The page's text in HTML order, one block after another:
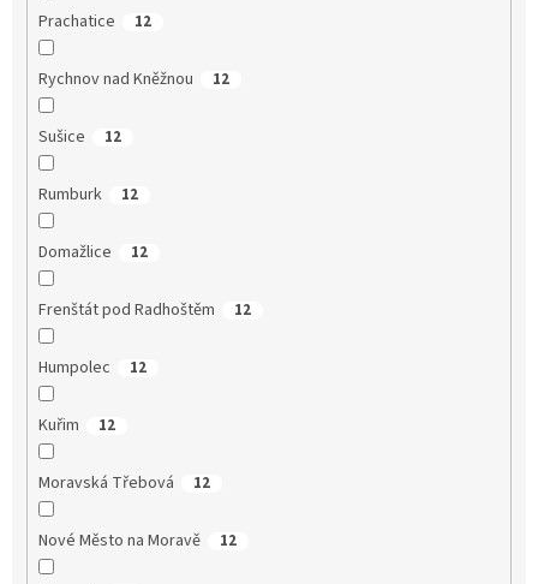
Prachatice 12
Rychnov nad Kněžnou 12
Sušice 12
Rumburk 12
Domažlice 12
Frenštát pod Radhoštěm 12
Humpolec 12
Kuřim 12
Moravská Třebová 12
Nové Město na Moravě 12